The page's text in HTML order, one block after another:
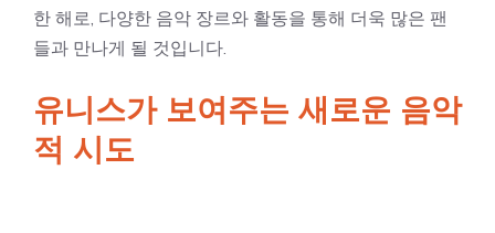
한 해로, 다양한 음악 장르와 활동을 통해 더욱 많은 팬
들과 만나게 될 것입니다.
유니스가 보여주는 새로운 음악
적 시도